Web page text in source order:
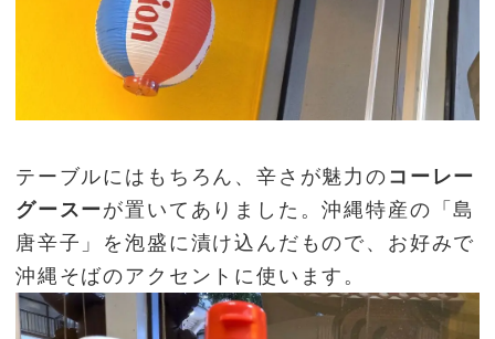
テーブルにはもちろん、辛さが魅力の コーレー
グースーが置いてありました。沖縄特産の「島
唐辛子」を泡盛に漬け込んだもので、お好みで
沖縄そばのアクセントに使います。